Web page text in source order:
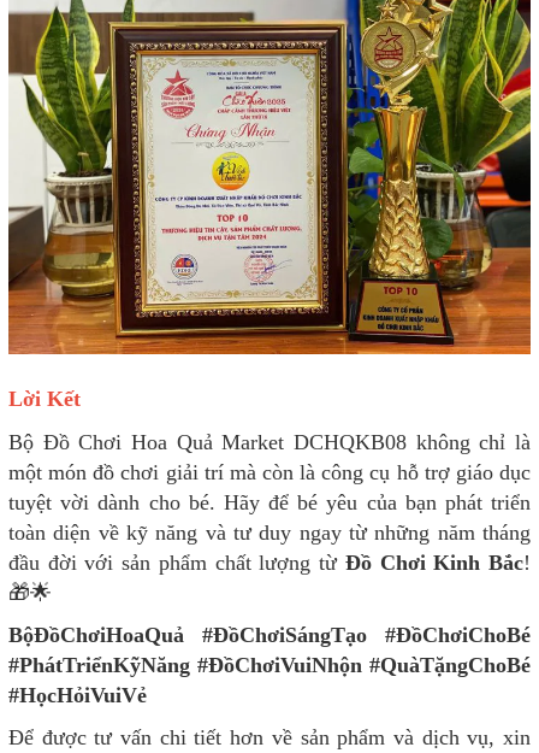
Lời Kết
Bộ Đồ Chơi Hoa Quả Market DCHQKB08 không chỉ là
một món đồ chơi giải trí mà còn là công cụ hỗ trợ giáo dục
tuyệt vời dành cho bé. Hãy để bé yêu của bạn phát triển
toàn diện về kỹ năng và tư duy ngay từ những năm tháng
đầu đời với sản phẩm chất lượng từ Đồ Chơi Kinh Bắc!
🎁🌟
BộĐồChơiHoaQuả #ĐồChơiSángTạo #ĐồChơiChoBé
#PhátTriểnKỹNăng #ĐồChơiVuiNhộn #QuàTặngChoBé
#HọcHỏiVuiVẻ
Để được tư vấn chi tiết hơn về sản phẩm và dịch vụ, xin